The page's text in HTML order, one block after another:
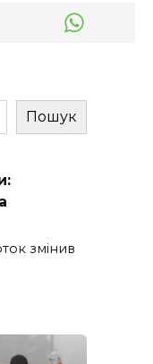
Пошук
змінив